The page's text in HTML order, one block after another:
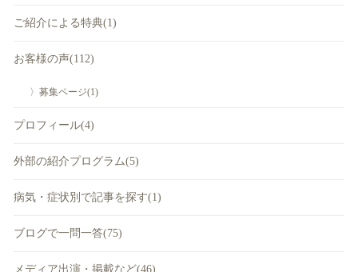
ご紹介による特典(1)
お客様の声(112)
〉募集ページ(1)
プロフィール(4)
外部の紹介プログラム(5)
病気・症状別で記事を探す(1)
ブログで一問一答(75)
メディア出演・掲載など(46)